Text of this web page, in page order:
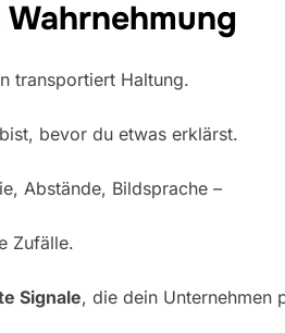
Wahrnehmung
transportiert Haltung.
bevor du etwas erklärst.
Abstände, Bildsprache –
Zufälle.
Signale, die dein Unternehmen